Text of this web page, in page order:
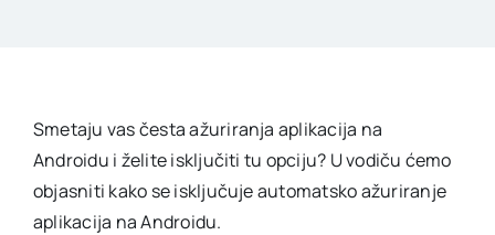
Smetaju vas česta ažuriranja aplikacija na
Androidu i želite isključiti tu opciju? U vodiču ćemo
objasniti kako se isključuje automatsko ažuriranje
aplikacija na Androidu.